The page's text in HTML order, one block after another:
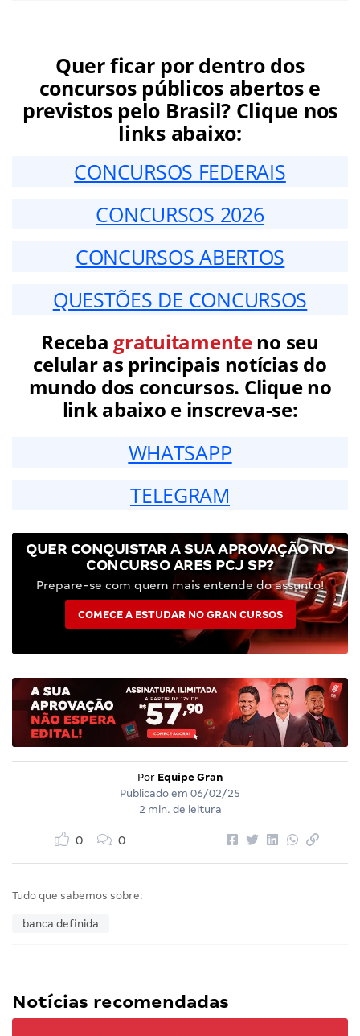
Quer ficar por dentro dos
concursos públicos abertos e
previstos pelo Brasil? Clique nos
links abaixo:
CONCURSOS FEDERAIS
CONCURSOS 2026
CONCURSOS ABERTOS
QUESTÕES DE CONCURSOS
Receba gratuitamenteno seu
celular as principais notícias do
mundo dos concursos. Clique no
link abaixo e inscreva-se:
WHATSAPP
TELEGRAM
QUER CONQUISTAR A SUA APROVAÇÃO NO
CONCURSO ARES PCJ SP?
Prepare-se com quem mais entende do assunto!
COMECE A ESTUDAR NO GRAN CURSOS
Por Equipe Gran
Publicado em 06/02/25
2 min. de leitura
0 0
Tudo que sabemos sobre:
banca definida
Notícias recomendadas